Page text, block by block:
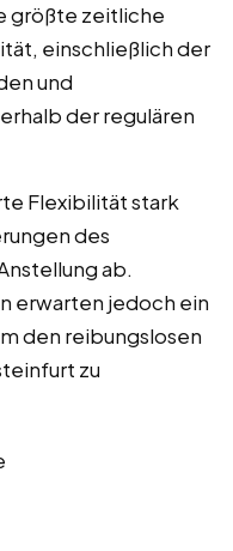
größte zeitliche
einschließlich der
und
der regulären
Flexibilität stark
des
ab.
erwarten jedoch ein
den reibungslosen
zu